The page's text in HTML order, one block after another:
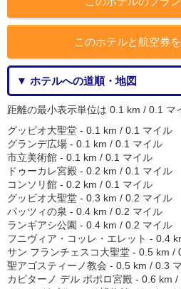
このホテルと航空券
▼ ホテルへの道順・地図
距離の最小表示単位は 0.1 km / 0.1 マ
グッビオ大聖堂 - 0.1 km / 0.1 マイル
グランデ広場 - 0.1 km / 0.1 マイル
市立美術館 - 0.1 km / 0.1 マイル
ドゥーカレ宮殿 - 0.2 km / 0.1 マイル
コンソリ館 - 0.2 km / 0.1 マイル
グッビオ大聖堂 - 0.3 km / 0.2 マイル
パッツィの泉 - 0.4 km / 0.2 マイル
ランギアシ公園 - 0.4 km / 0.2 マイル
フニヴィア・コッレ・エレット - 0.4
サン フランチェスコ大聖堂 - 0.5 km /
聖アゴスティーノ教会 - 0.5 km / 0.3
カピターノ デル ポポロ宮殿 - 0.6 km